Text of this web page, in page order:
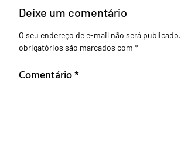
Deixe um comentário
O seu endereço de e-mail não será publicado.
obrigatórios são marcados com *
Comentário*